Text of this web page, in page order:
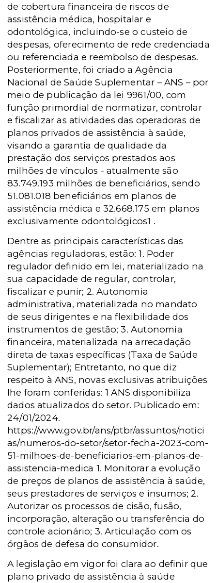
de cobertura financeira de riscos de
assistência médica, hospitalar e
odontológica, incluindo-se o custeio de
despesas, oferecimento de rede credenciada
ou referenciada e reembolso de despesas.
Posteriormente, foi criado a Agência
Nacional de Saúde Suplementar – ANS – por
meio de publicação da lei 9961/00, com
função primordial de normatizar, controlar
e fiscalizar as atividades das operadoras de
planos privados de assistência à saúde,
visando a garantia de qualidade da
prestação dos serviços prestados aos
milhões de vínculos - atualmente são
83.749.193 milhões de beneficiários, sendo
51.081.018 beneficiários em planos de
assistência médica e 32.668.175 em planos
exclusivamente odontológicos1 .
Dentre as principais características das
agências reguladoras, estão:1. Poder
regulador definido em lei, materializado na
sua capacidade de regular, controlar,
fiscalizar e punir; 2. Autonomia
administrativa, materializada no mandato
de seus dirigentes e na flexibilidade dos
instrumentos de gestão; 3. Autonomia
financeira, materializada na arrecadação
direta de taxas específicas (Taxa de Saúde
Suplementar); Entretanto, no que diz
respeito à ANS, novas exclusivas atribuições
lhe foram conferidas:1 ANS disponibiliza
dados atualizados do setor. Publicado em:
24/01/2024.
https://www.gov.br/ans/ptbr/assuntos/notici
as/numeros-do-setor/setor-fecha-2023-com-
51-milhoes-de-beneficiarios-em-planos-de-
assistencia-medica 1. Monitorar a evolução
de preços de planos de assistência à saúde,
seus prestadores de serviços e insumos; 2.
Autorizar os processos de cisão, fusão,
incorporação, alteração ou transferência do
controle acionário; 3. Articulação com os
órgãos de defesa do consumidor.
A legislação em vigor foi clara ao definir que
plano privado de assistência à saúde